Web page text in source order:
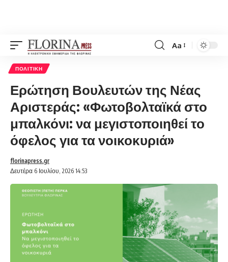
Font
Aa
ΠΟΛΙΤΙΚΉ
Ερώτηση Βουλευτών της Νέας
Αριστεράς: «Φωτοβολταϊκά στο
μπαλκόνι: να μεγιστοποιηθεί το
όφελος για τα νοικοκυριά»
Δευτέρα 6 Ιουλίου, 2026 14:53
florinapress.gr